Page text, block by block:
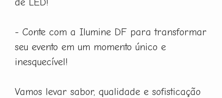
- Conte com a Ilumine DF para transformar
seu evento em um momento único e
inesquecível!
Vamos levar sabor, qualidade e sofisticação